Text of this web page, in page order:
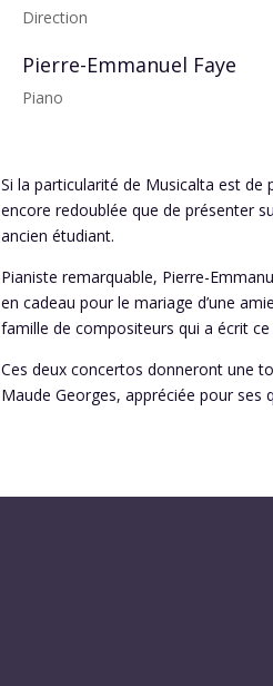
Direction
Pierre-Emmanuel Faye
Piano
Si la particularité de Musicalta est
encore redoublée que de présenter
ancien étudiant.
Pianiste remarquable, Pierre-
en cadeau pour le mariage d’une
famille de compositeurs qui a écrit
Ces deux concertos donneront une
Maude Georges, appréciée pour ses